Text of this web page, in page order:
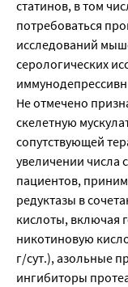
статинов, в том
потребоваться
исследований
серологических
Не отмечено
скелетную
сопутствующей
увеличении числа
пациентов,
редуктазы в
кислоты, включая
никотиновую
г/сут.), азольные
ингибиторы